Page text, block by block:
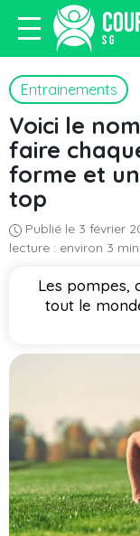
Entrainements
Voici le
faire
forme et
top
Publié le 3 février
lecture : environ 3
Les pompes,
tout le